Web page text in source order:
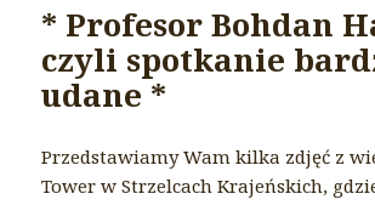
* Profesor Bohdan
czyli spotkanie
udane *
Przedstawiamy Wam kilka zdjęć z
Tower w Strzelcach Krajeńskich,